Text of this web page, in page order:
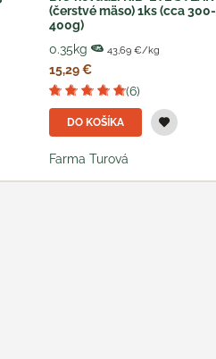
(čerstvé mäso) 1ks (cca 300-
400g)
0.35kg
43,69 €/kg
15,29 €
(6)
DO KOŠÍKA
Farma Turová